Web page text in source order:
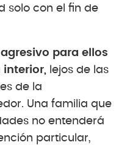
solo con el fin de
para ellos
interior, lejos de las
de la
Una familia que
no entenderá
particular,